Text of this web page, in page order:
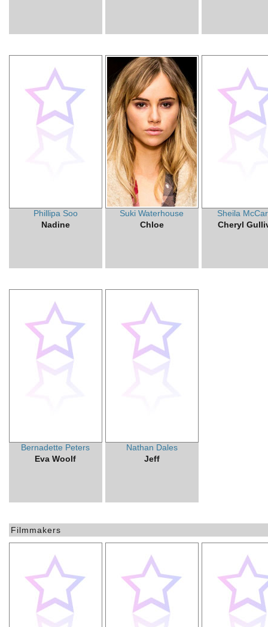
Phillipa Soo
Nadine
Suki Waterhouse
Chloe
Sheila
Cheryl
Bernadette Peters
Eva Woolf
Nathan Dales
Jeff
Filmmakers